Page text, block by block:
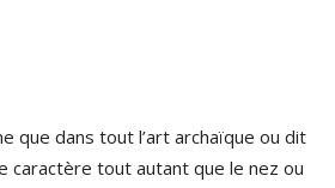
que dans tout l’art archaïque ou dit
caractère tout autant que le nez ou